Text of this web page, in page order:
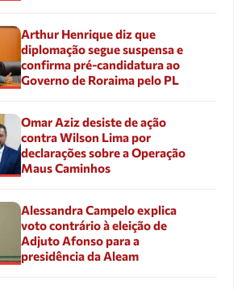
Arthur Henrique diz que
diplomação segue suspensa e
confirma pré-candidatura ao
Governo de Roraima pelo PL
Omar Aziz desiste de ação
contra Wilson Lima por
declarações sobre a Operação
Maus Caminhos
Alessandra Campelo explica
voto contrário à eleição de
Adjuto Afonso para a
presidência da Aleam